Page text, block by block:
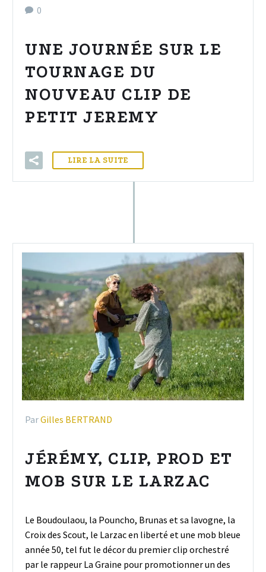
0
UNE JOURNÉE SUR LE
TOURNAGE DU
NOUVEAU CLIP DE
PETIT JEREMY
LIRE LA SUITE
ParGilles BERTRAND
JÉRÉMY, CLIP, PROD ET
MOB SUR LE LARZAC
Le Boudoulaou, la Pouncho, Brunas et sa lavogne, la
Croix des Scout, le Larzac en liberté et une mob bleue
année 50, tel fut le décor du premier clip orchestré
par le rappeur La Graine pour promotionner un des